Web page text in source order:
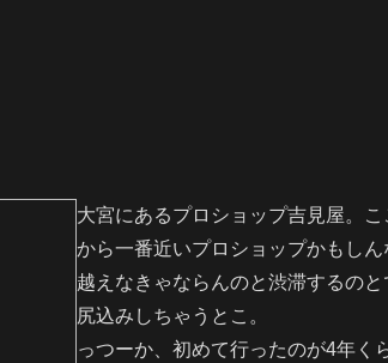
大宮にあるプロショップ吉見屋。
から一番近いプロショップかもし
越えなきゃならんのと渋滞するの
尻込みしちゃうとこ。
っつーか、初めて行ったのが4年く